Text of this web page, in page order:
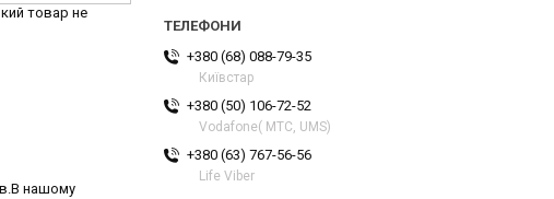
товар не
нашому
+380 (68) 088-79-35
Київстар
+380 (50) 106-72-52
Vodafone( МТС, UMS)
+380 (63) 767-56-56
Life Viber